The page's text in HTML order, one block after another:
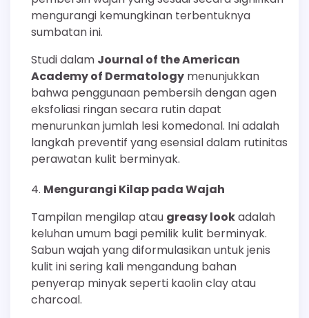
mengurangi kemungkinan terbentuknya
sumbatan ini.
Studi dalam Journal of the American
Academy of Dermatology menunjukkan
bahwa penggunaan pembersih dengan agen
eksfoliasi ringan secara rutin dapat
menurunkan jumlah lesi komedonal. Ini adalah
langkah preventif yang esensial dalam rutinitas
perawatan kulit berminyak.
Mengurangi Kilap pada Wajah
Tampilan mengilap atau greasy lookadalah
keluhan umum bagi pemilik kulit berminyak.
Sabun wajah yang diformulasikan untuk jenis
kulit ini sering kali mengandung bahan
penyerap minyak seperti kaolin clay atau
charcoal.